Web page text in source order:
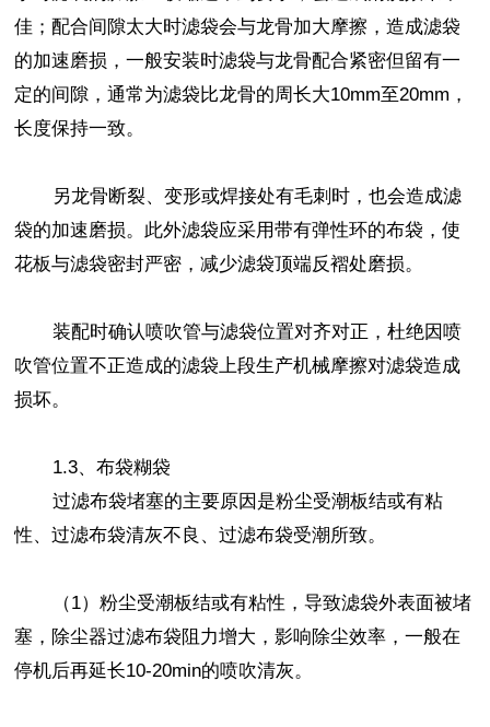
佳；配合间隙太大时滤袋会与龙骨加大摩擦，造成滤袋
的加速磨损，一般安装时滤袋与龙骨配合紧密但留有一
定的间隙，通常为滤袋比龙骨的周长大10mm至20mm，
长度保持一致。
另龙骨断裂、变形或焊接处有毛刺时，也会造成滤
袋的加速磨损。此外滤袋应采用带有弹性环的布袋，使
花板与滤袋密封严密，减少滤袋顶端反褶处磨损。
装配时确认喷吹管与滤袋位置对齐对正，杜绝因喷
吹管位置不正造成的滤袋上段生产机械摩擦对滤袋造成
损坏。
1.3、布袋糊袋
过滤布袋堵塞的主要原因是粉尘受潮板结或有粘
性、过滤布袋清灰不良、过滤布袋受潮所致。
（1）粉尘受潮板结或有粘性，导致滤袋外表面被堵
塞，除尘器过滤布袋阻力增大，影响除尘效率，一般在
停机后再延长10-20min的喷吹清灰。